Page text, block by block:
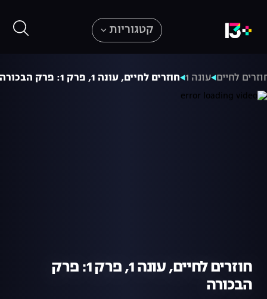
קטגוריות
לחיים עונה 1 חוזרים לחיים, עונה 1, פרק 1: פרק הבכורה
חוזרים לחיים, עונה 1, פרק 1: פרק
הבכורה